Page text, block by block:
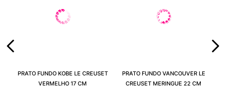
PRATO FUNDO KOBE LE CREUSET
VERMELHO 17 CM
PRATO FUNDO VANCOUVER LE
CREUSET MERINGUE 22 CM